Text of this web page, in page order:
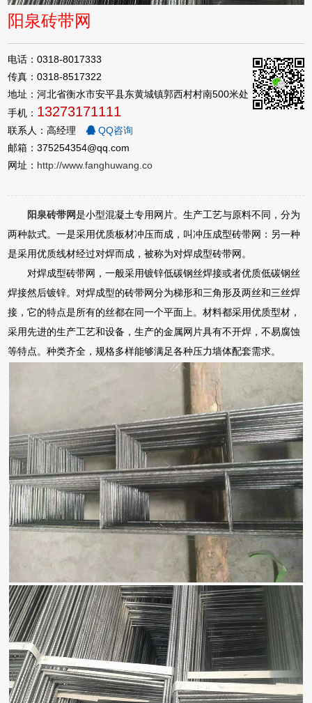
阳泉砖带网
电话：0318-8017333
传真：0318-8517322
地址：河北省衡水市安平县东黄城镇郭西村村南500米处
手机： 13273171111
联系人：高经理
QQ咨询
邮箱：375254354@qq.com
网址： http://www.fanghuwang.co
阳泉砖带网是小型混凝土专用网片。生产工艺与原料不同，分为
两种款式。一是采用优质板材冲压而成，叫冲压成型砖带网：另一种
是采用优质线材经过对焊而成，被称为对焊成型砖带网。
对焊成型砖带网，一般采用镀锌低碳钢丝焊接或者优质低碳钢丝
焊接然后镀锌。对焊成型的砖带网分为梯形和三角形及两丝和三丝焊
接，它的特点是所有的丝都在同一个平面上。材料都采用优质型材，
采用先进的生产工艺和设备，生产的金属网片具有不开焊，不易腐蚀
等特点。种类齐全，规格多样能够满足各种压力墙体配套需求。